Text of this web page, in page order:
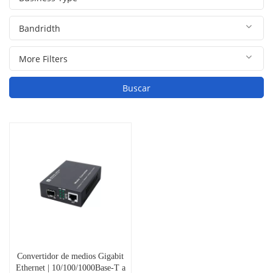
Buscar
Convertidor de medios Gigabit
Ethernet | 10/100/1000Base-T a